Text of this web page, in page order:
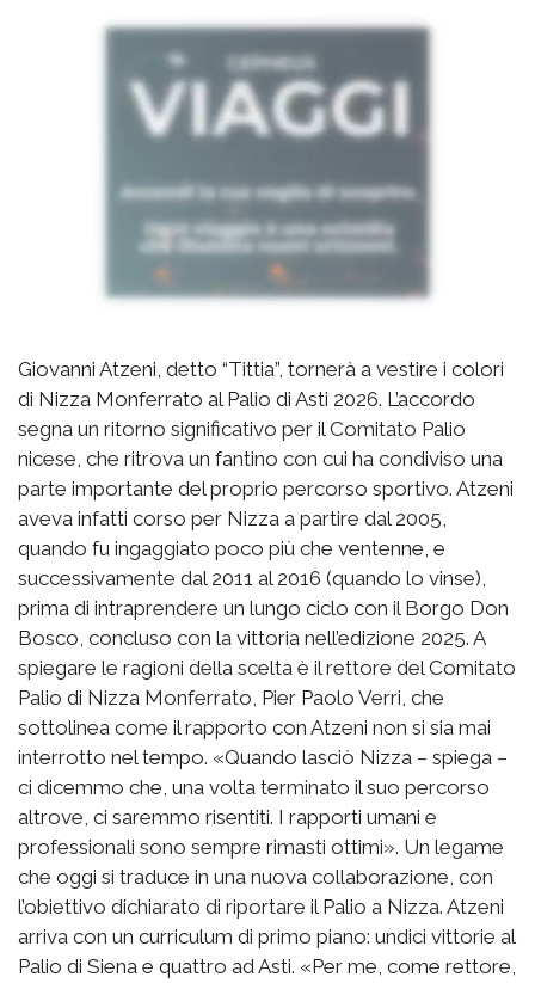
Giovanni Atzeni, detto “Tittia”, tornerà a vestire i colori
di Nizza Monferrato al Palio di Asti 2026. L’accordo
segna un ritorno significativo per il Comitato Palio
nicese, che ritrova un fantino con cui ha condiviso una
parte importante del proprio percorso sportivo. Atzeni
aveva infatti corso per Nizza a partire dal 2005,
quando fu ingaggiato poco più che ventenne, e
successivamente dal 2011 al 2016 (quando lo vinse),
prima di intraprendere un lungo ciclo con il Borgo Don
Bosco, concluso con la vittoria nell’edizione 2025. A
spiegare le ragioni della scelta è il rettore del Comitato
Palio di Nizza Monferrato, Pier Paolo Verri, che
sottolinea come il rapporto con Atzeni non si sia mai
interrotto nel tempo. «Quando lasciò Nizza – spiega –
ci dicemmo che, una volta terminato il suo percorso
altrove, ci saremmo risentiti. I rapporti umani e
professionali sono sempre rimasti ottimi». Un legame
che oggi si traduce in una nuova collaborazione, con
l’obiettivo dichiarato di riportare il Palio a Nizza. Atzeni
arriva con un curriculum di primo piano: undici vittorie al
Palio di Siena e quattro ad Asti. «Per me, come rettore,